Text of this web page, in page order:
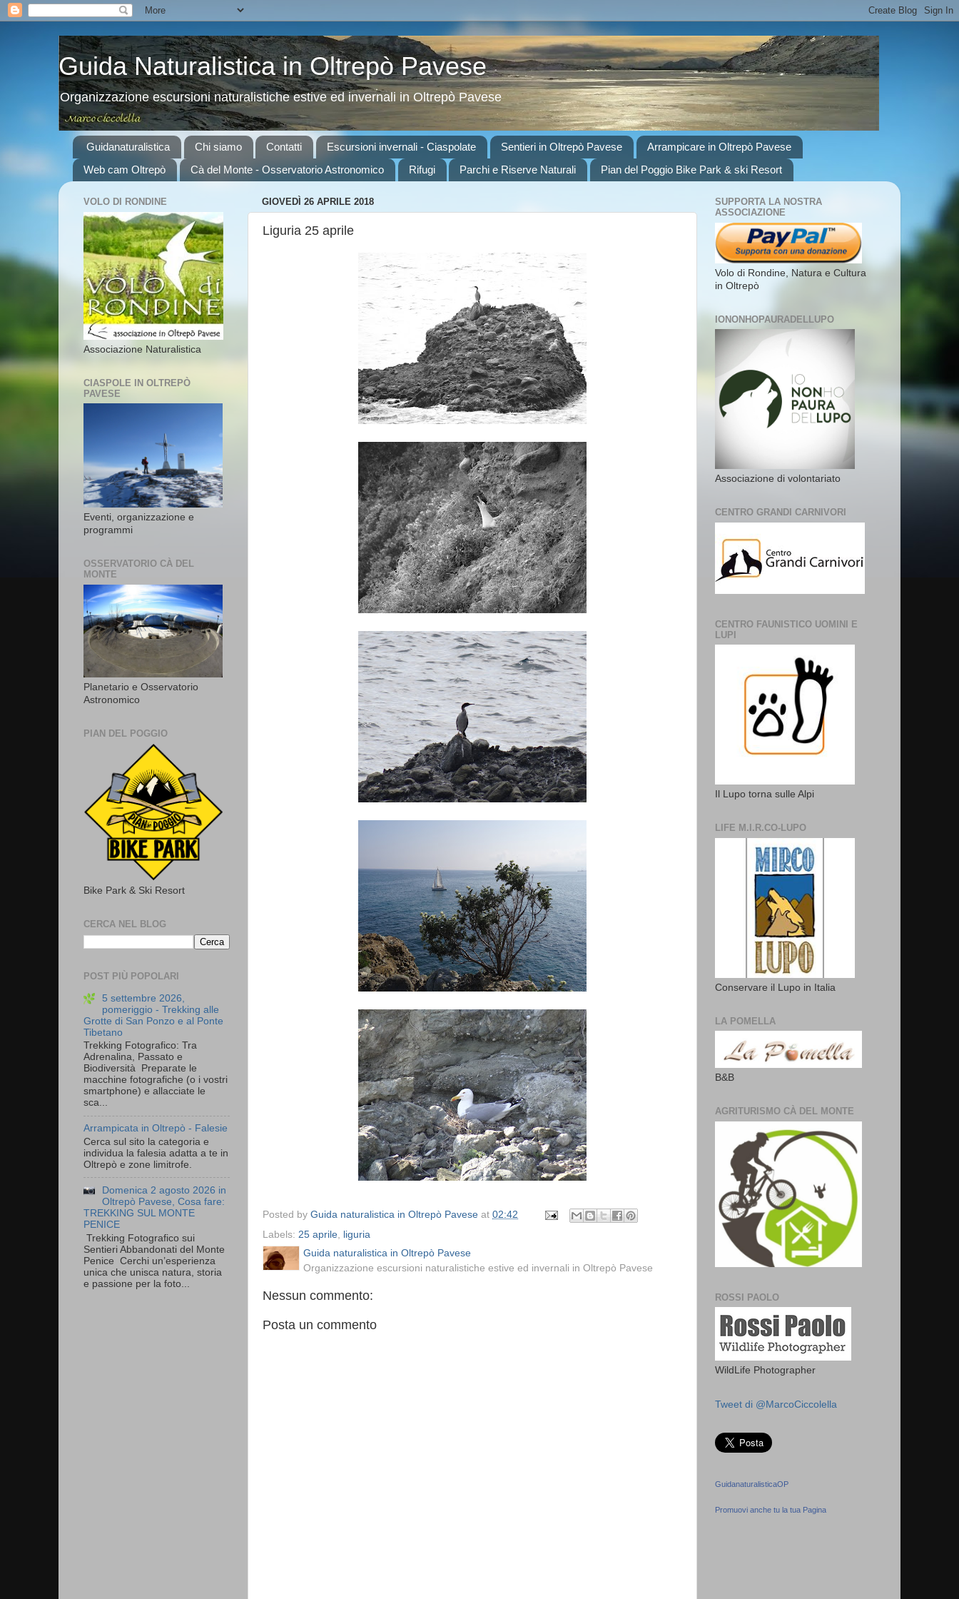
Guida Naturalistica in Oltrepò Pavese
Organizzazione escursioni naturalistiche estive ed invernali in Oltrepò Pavese
Guidanaturalistica Chi siamo Contatti Escursioni invernali - Ciaspolate Sentieri in Oltrepò Pavese
Arrampicare in Oltrepò Pavese
Web cam Oltrepò
Cà del Monte - Osservatorio Astronomico Rifugi Parchi e Riserve Naturali Pian del Poggio Bike Park & ski Resort
GIOVEDÌ 26 APRILE 2018
Liguria 25 aprile
Posted by Guida naturalistica in Oltrepò Pavese at 02:42
Labels: 25 aprile liguria
Guida naturalistica in Oltrepò Pavese
Organizzazione escursioni naturalistiche estive ed invernali in Oltrepò Pavese
Nessun commento:
Posta un commento
VOLO DI RONDINE
Associazione Naturalistica
CIASPOLE IN OLTREPÒ
PAVESE
Eventi, organizzazione e
programmi
OSSERVATORIO CÀ DEL
MONTE
Planetario e Osservatorio
Astronomico
PIAN DEL POGGIO
Bike Park & Ski Resort
CERCA NEL BLOG
POST PIÙ POPOLARI
5 settembre 2026,
pomeriggio - Trekking alle
Grotte di San Ponzo e al Ponte
Tibetano
Trekking Fotografico: Tra
Adrenalina, Passato e
Biodiversità Preparate le
macchine fotografiche (o i vostri
smartphone) e allacciate le
sca...
Arrampicata in Oltrepò - Falesie
Cerca sul sito la categoria e
individua la falesia adatta a te in
Oltrepò e zone limitrofe.
Domenica 2 agosto 2026 in
Oltrepò Pavese, Cosa fare:
TREKKING SUL MONTE
PENICE
Trekking Fotografico sui
Sentieri Abbandonati del Monte
Penice Cerchi un’esperienza
unica che unisca natura, storia
e passione per la foto...
SUPPORTA LA NOSTRA
ASSOCIAZIONE
Volo di Rondine, Natura e Cultura
in Oltrepò
IONONHOPAURADELLUPO
Associazione di volontariato
CENTRO GRANDI CARNIVORI
CENTRO FAUNISTICO UOMINI E
LUPI
Il Lupo torna sulle Alpi
LIFE M.I.R.CO-LUPO
Conservare il Lupo in Italia
LA POMELLA
B&B
AGRITURISMO CÀ DEL MONTE
ROSSI PAOLO
WildLife Photographer
Tweet di @MarcoCiccolella
GuidanaturalisticaOP
Promuovi anche tu la tua Pagina